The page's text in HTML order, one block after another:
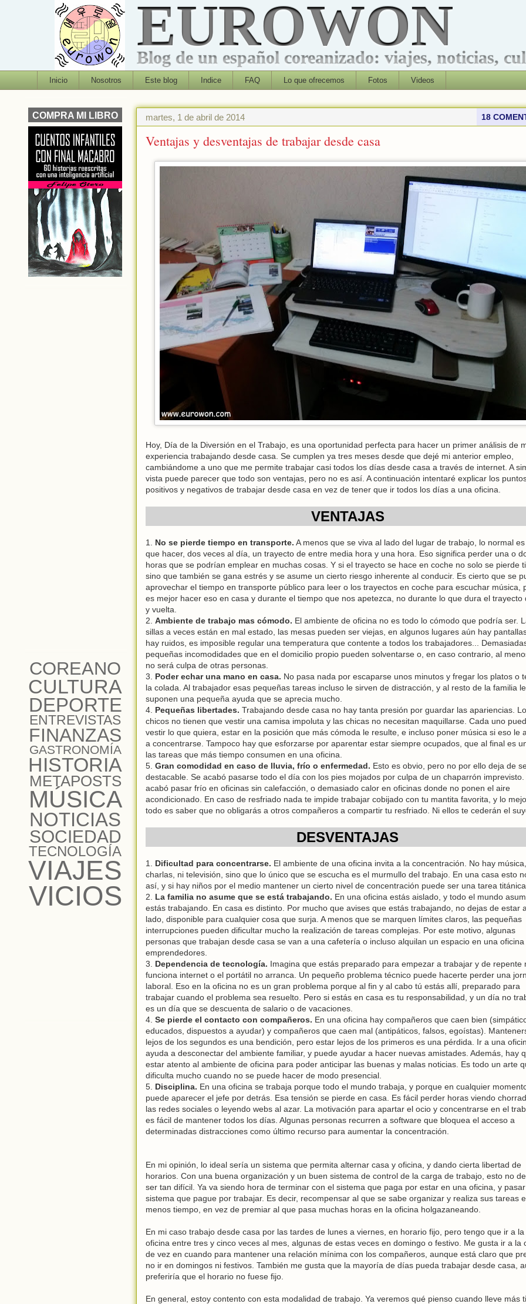
EUROWON
Blog de un español coreanizado: viajes, noticias,
Inicio Nosotros Este blog Indice FAQ Lo que ofrecemos Fotos Videos
martes, 1 de abril de 2014 18
Ventajas y desventajas de trabajar desde casa
Hoy, Día de la Diversión en el Trabajo, es una oportunidad perfecta para hacer un primer análisis de
experiencia trabajando desde casa. Se cumplen ya tres meses desde que dejé mi anterior empleo,
cambiándome a uno que me permite trabajar casi todos los días desde casa a través de internet. A
vista puede parecer que todo son ventajas, pero no es así. A continuación intentaré explicar los
positivos y negativos de trabajar desde casa en vez de tener que ir todos los días a una oficina.
VENTAJAS
1. No se pierde tiempo en transporte. A menos que se viva al lado del lugar de trabajo, lo normal
que hacer, dos veces al día, un trayecto de entre media hora y una hora. Eso significa perder una o
horas que se podrían emplear en muchas cosas. Y si el trayecto se hace en coche no solo se pierde
sino que también se gana estrés y se asume un cierto riesgo inherente al conducir. Es cierto que se
aprovechar el tiempo en transporte público para leer o los trayectos en coche para escuchar música,
es mejor hacer eso en casa y durante el tiempo que nos apetezca, no durante lo que dura el trayecto
y vuelta.
2. Ambiente de trabajo mas cómodo. El ambiente de oficina no es todo lo cómodo que podría ser.
sillas a veces están en mal estado, las mesas pueden ser viejas, en algunos lugares aún hay
hay ruidos, es imposible regular una temperatura que contente a todos los trabajadores...
pequeñas incomodidades que en el domicilio propio pueden solventarse o, en caso contrario, al
no será culpa de otras personas.
3. Poder echar una mano en casa. No pasa nada por escaparse unos minutos y fregar los platos o
la colada. Al trabajador esas pequeñas tareas incluso le sirven de distracción, y al resto de la familia le
suponen una pequeña ayuda que se aprecia mucho.
4. Pequeñas libertades. Trabajando desde casa no hay tanta presión por guardar las apariencias.
chicos no tienen que vestir una camisa impoluta y las chicas no necesitan maquillarse. Cada uno
vestir lo que quiera, estar en la posición que más cómoda le resulte, e incluso poner música si eso le
a concentrarse. Tampoco hay que esforzarse por aparentar estar siempre ocupados, que al final es
las tareas que más tiempo consumen en una oficina.
5. Gran comodidad en caso de lluvia, frío o enfermedad. Esto es obvio, pero no por ello deja de
destacable. Se acabó pasarse todo el día con los pies mojados por culpa de un chaparrón imprevisto.
acabó pasar frío en oficinas sin calefacción, o demasiado calor en oficinas donde no ponen el aire
acondicionado. En caso de resfriado nada te impide trabajar cobijado con tu mantita favorita, y lo
todo es saber que no obligarás a otros compañeros a compartir tu resfriado. Ni ellos te cederán el
DESVENTAJAS
1. Dificultad para concentrarse. El ambiente de una oficina invita a la concentración. No hay
charlas, ni televisión, sino que lo único que se escucha es el murmullo del trabajo. En una casa esto
así, y si hay niños por el medio mantener un cierto nivel de concentración puede ser una tarea titánica.
2. La familia no asume que se está trabajando. En una oficina estás aislado, y todo el mundo
estás trabajando. En casa es distinto. Por mucho que avises que estás trabajando, no dejas de estar
lado, disponible para cualquier cosa que surja. A menos que se marquen límites claros, las pequeñas
interrupciones pueden dificultar mucho la realización de tareas complejas. Por este motivo, algunas
personas que trabajan desde casa se van a una cafetería o incluso alquilan un espacio en una oficina
emprendedores.
3. Dependencia de tecnología. Imagina que estás preparado para empezar a trabajar y de repente
funciona internet o el portátil no arranca. Un pequeño problema técnico puede hacerte perder una
laboral. Eso en la oficina no es un gran problema porque al fin y al cabo tú estás allí, preparado para
trabajar cuando el problema sea resuelto. Pero si estás en casa es tu responsabilidad, y un día no
es un día que se descuenta de salario o de vacaciones.
4. Se pierde el contacto con compañeros. En una oficina hay compañeros que caen bien
educados, dispuestos a ayudar) y compañeros que caen mal (antipáticos, falsos, egoístas).
lejos de los segundos es una bendición, pero estar lejos de los primeros es una pérdida. Ir a una
ayuda a desconectar del ambiente familiar, y puede ayudar a hacer nuevas amistades. Además, hay
estar atento al ambiente de oficina para poder anticipar las buenas y malas noticias. Es todo un arte
dificulta mucho cuando no se puede hacer de modo presencial.
5. Disciplina. En una oficina se trabaja porque todo el mundo trabaja, y porque en cualquier
puede aparecer el jefe por detrás. Esa tensión se pierde en casa. Es fácil perder horas viendo
las redes sociales o leyendo webs al azar. La motivación para apartar el ocio y concentrarse en el
es fácil de mantener todos los días. Algunas personas recurren a software que bloquea el acceso a
determinadas distracciones como último recurso para aumentar la concentración.
En mi opinión, lo ideal sería un sistema que permita alternar casa y oficina, y dando cierta libertad de
horarios. Con una buena organización y un buen sistema de control de la carga de trabajo, esto no
ser tan difícil. Ya va siendo hora de terminar con el sistema que paga por estar en una oficina, y
sistema que pague por trabajar. Es decir, recompensar al que se sabe organizar y realiza sus tareas
menos tiempo, en vez de premiar al que pasa muchas horas en la oficina holgazaneando.
En mi caso trabajo desde casa por las tardes de lunes a viernes, en horario fijo, pero tengo que ir a la
oficina entre tres y cinco veces al mes, algunas de estas veces en domingo o festivo. Me gusta ir a la
de vez en cuando para mantener una relación mínima con los compañeros, aunque está claro que
no ir en domingos ni festivos. También me gusta que la mayoría de días pueda trabajar desde casa,
preferiría que el horario no fuese fijo.
En general, estoy contento con esta modalidad de trabajo. Ya veremos qué pienso cuando lleve más
COMPRA MI LIBRO
COREANO
CULTURA
DEPORTE
ENTREVISTAS
FINANZAS
GASTRONOMÍA
HISTORIA
METAPOSTS
MÚSICA
NOTICIAS
SOCIEDAD
TECNOLOGÍA
VIAJES
VICIOS